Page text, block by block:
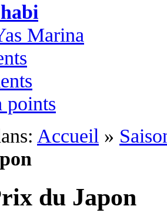
Marina
points
Accueil »
du Japon